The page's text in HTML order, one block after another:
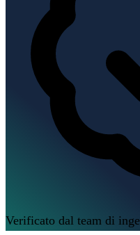
Verificato dal team di